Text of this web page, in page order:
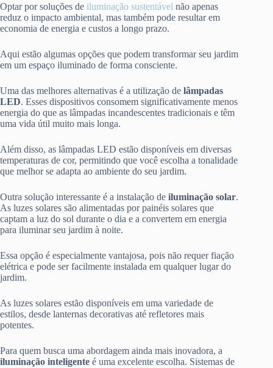
Optar por soluções de iluminação sustentável não apenas
reduz o impacto ambiental, mas também pode resultar em
economia de energia e custos a longo prazo.
Aqui estão algumas opções que podem transformar seu jardim
em um espaço iluminado de forma consciente.
Uma das melhores alternativas é a utilização de lâmpadas
LED. Esses dispositivos consomem significativamente menos
energia do que as lâmpadas incandescentes tradicionais e têm
uma vida útil muito mais longa.
Além disso, as lâmpadas LED estão disponíveis em diversas
temperaturas de cor, permitindo que você escolha a tonalidade
que melhor se adapta ao ambiente do seu jardim.
Outra solução interessante é a instalação de iluminação solar.
As luzes solares são alimentadas por painéis solares que
captam a luz do sol durante o dia e a convertem em energia
para iluminar seu jardim à noite.
Essa opção é especialmente vantajosa, pois não requer fiação
elétrica e pode ser facilmente instalada em qualquer lugar do
jardim.
As luzes solares estão disponíveis em uma variedade de
estilos, desde lanternas decorativas até refletores mais
potentes.
Para quem busca uma abordagem ainda mais inovadora, a
iluminação inteligente é uma excelente escolha. Sistemas de